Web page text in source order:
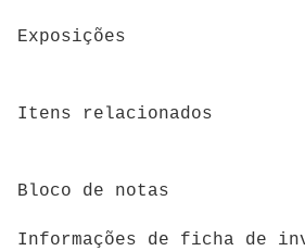
Exposições
Itens relacionados
Bloco de notas
Informações de ficha de